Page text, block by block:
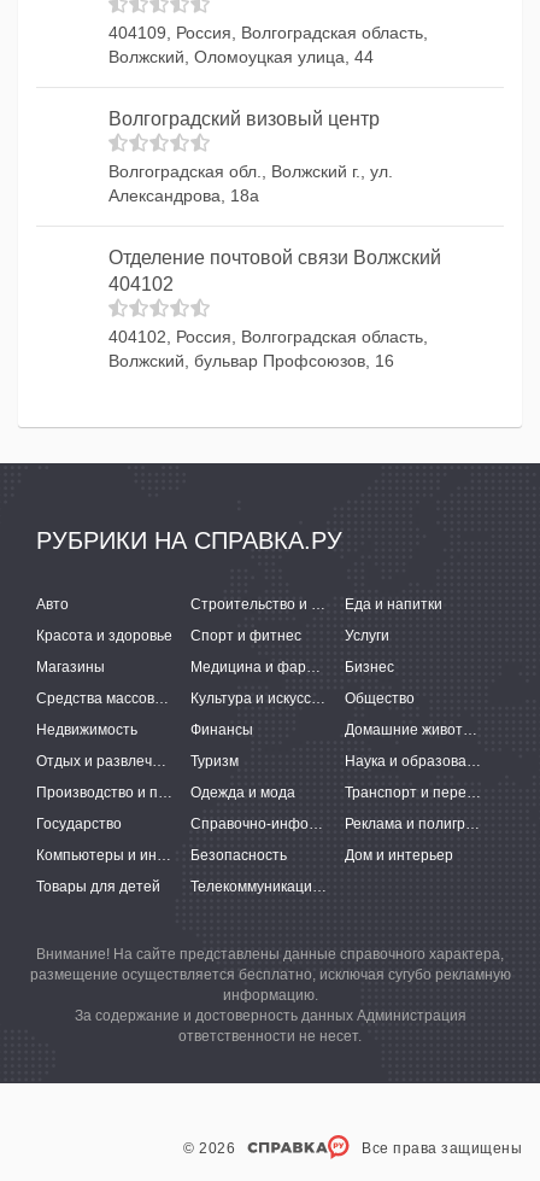
404109, Россия, Волгоградская область,
Волжский, Оломоуцкая улица, 44
Волгоградский визовый центр
Волгоградская обл., Волжский г., ул.
Александрова, 18а
Отделение почтовой связи Волжский
404102
404102, Россия, Волгоградская область,
Волжский, бульвар Профсоюзов, 16
РУБРИКИ НА СПРАВКА.РУ
Авто Строительство и ремонт
Еда и напитки
Красота и здоровье
Спорт и фитнес
Услуги
Магазины
Медицина и фармацевтика
Бизнес
Средства массовой информации
Культура и искусство
Общество
Недвижимость
Финансы
Домашние животные
Отдых и развлечения
Туризм
Наука и образование
Производство и поставки
Одежда и мода
Транспорт и перевозки
Государство
Справочно-информационные системы
Реклама и полиграфия
Компьютеры и интернет
Безопасность
Дом и интерьер
Товары для детей
Телекоммуникации и связь
Внимание! На сайте представлены данные справочного характера,
размещение осуществляется бесплатно, исключая сугубо рекламную
информацию.
За содержание и достоверность данных Администрация
ответственности не несет.
© 2026 Все права защищены